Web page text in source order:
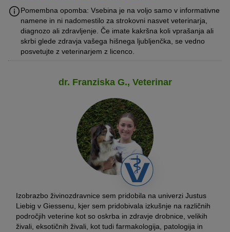
Pomembna opomba: Vsebina je na voljo samo v informativne
namene in ni nadomestilo za strokovni nasvet veterinarja,
diagnozo ali zdravljenje. Če imate kakršna koli vprašanja ali
skrbi glede zdravja vašega hišnega ljubljenčka, se vedno
posvetujte z veterinarjem z licenco.
dr. Franziska G., Veterinar
Izobrazbo živinozdravnice sem pridobila na univerzi Justus
Liebig v Giessenu, kjer sem pridobivala izkušnje na različnih
področjih veterine kot so oskrba in zdravje drobnice, velikih
živali, eksotičnih živali, kot tudi farmakologija, patologija in